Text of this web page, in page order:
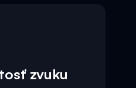
zvuku